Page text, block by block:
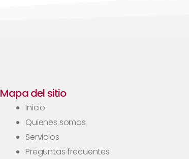
Mapa del sitio
Inicio
Quienes somos
Servicios
Preguntas frecuentes